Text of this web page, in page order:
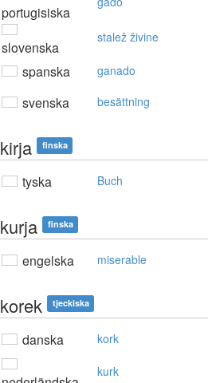
portugisiska
slovenska
stalež živine
spanska ganado
svenska besättning
kirja finska
tyska Buch
kurja finska
engelska miserable
korek tjeckiska
danska kork
kurk